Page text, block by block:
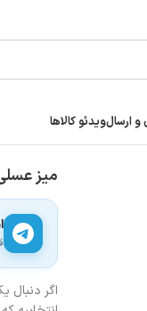
و ارسالویدئو کالاها
میز عسلی
اگر دنبال